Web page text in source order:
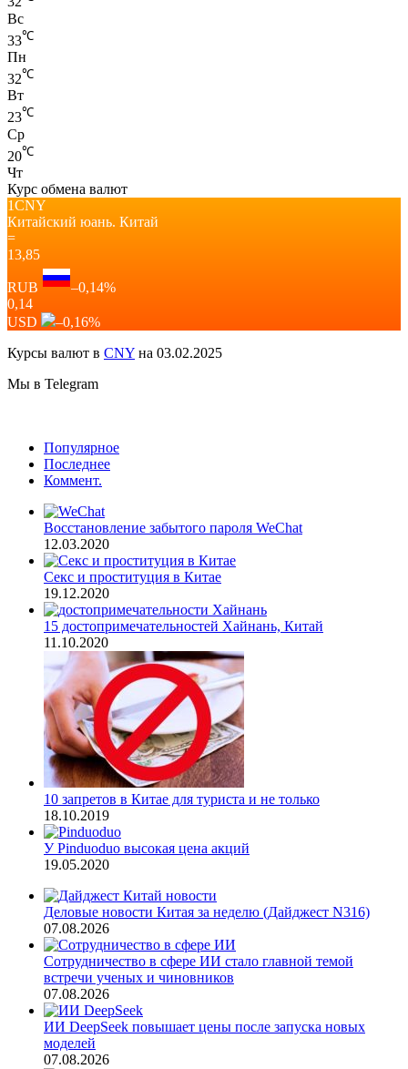
Вс
33℃
Пн
32℃
Вт
23℃
Ср
20℃
Чт
Курс обмена валют
1CNY
Китайский юань. Китай
=
13,85
RUB –0,14%
0,14
USD
–0,16%
Курсы валют в CNY на 03.02.2025
Мы в Telegram
Популярное
Последнее
Коммент.
Восстановление забытого пароля WeChat
12.03.2020
Секс и проституция в Китае
19.12.2020
15 достопримечательностей Хайнань, Китай
11.10.2020
10 запретов в Китае для туриста и не только
18.10.2019
У Pinduoduo высокая цена акций
19.05.2020
Деловые новости Китая за неделю (Дайджест N316)
07.08.2026
Сотрудничество в сфере ИИ стало главной темой
встречи ученых и чиновников
07.08.2026
ИИ DeepSeek повышает цены после запуска новых
моделей
07.08.2026